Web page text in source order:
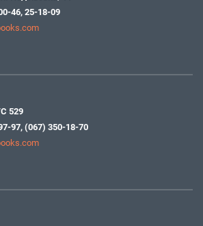
46, 25-18-09
529
97, (067) 350-18-70